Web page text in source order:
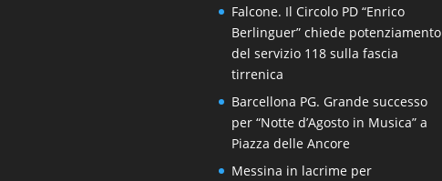
Falcone. Il Circolo PD “Enrico
Berlinguer” chiede potenziamento
del servizio 118 sulla fascia
tirrenica
Barcellona PG. Grande successo
per “Notte d’Agosto in Musica” a
Piazza delle Ancore
Messina in lacrime per